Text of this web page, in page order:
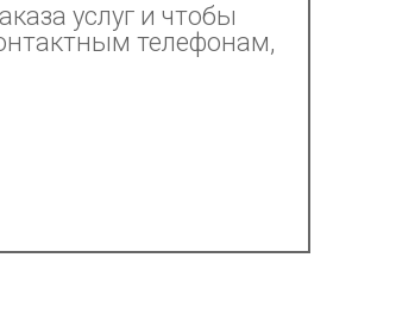
услуг и чтобы
телефонам,